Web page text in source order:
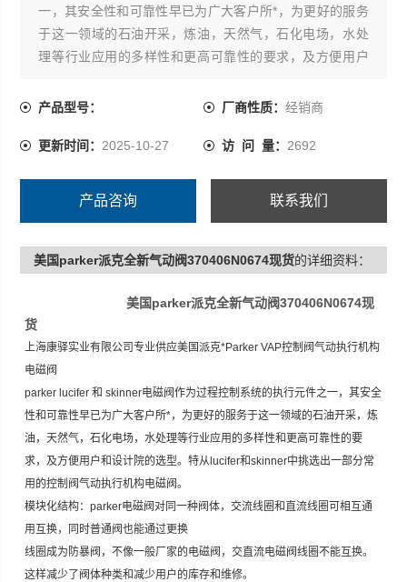
一，其安全性和可靠性早已为广大客户所*，为更好的服务
于这一领域的石油开采，炼油，天然气，石化电场，水处
理等行业应用的多样性和更高可靠性的要求，及方便用户
现货
产品型号： 厂商性质： 经销商
更新时间： 2025-10-27 访 问 量： 2692
产品咨询 联系我们
美国parker派克全新气动阀370406N0674现货的详细资料：
美国parker派克全新气动阀370406N0674现
货
上海康驿实业有限公司专业供应美国派克*Parker VAP控制阀气动执行机构
电磁阀
parker lucifer 和 skinner电磁阀作为过程控制系统的执行元件之一，其安全
性和可靠性早已为广大客户所*，为更好的服务于这一领域的石油开采，炼
油，天然气，石化电场，水处理等行业应用的多样性和更高可靠性的要
求，及方便用户和设计院的选型。特从lucifer和skinner中挑选出一部分常
用的控制阀气动执行机构电磁阀。
模块化结构：parker电磁阀对同一种阀体，交流线圈和直流线圈可相互通
用互换，同时普通阀也能通过更换
线圈成为防暴阀，不像一般厂家的电磁阀，交直流电磁阀线圈不能互换。
这样减少了阀体种类和减少用户的库存和维修。